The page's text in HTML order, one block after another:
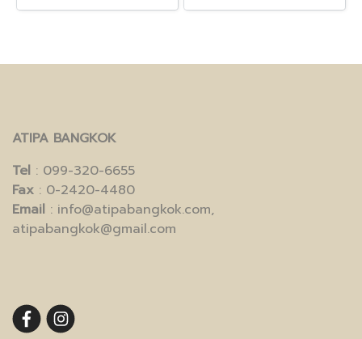
ATIPA BANGKOK
Tel : 099-320-6655
Fax : 0-2420-4480
Email : info@atipabangkok.com,
atipabangkok@gmail.com